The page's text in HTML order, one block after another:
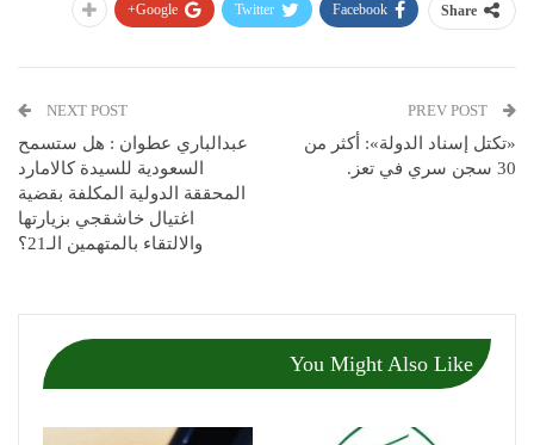
Share
Facebook
Twitter
Google+
«تكتل إسناد الدولة»: أكثر من
30 سجن سري في تعز.
NEXT POST
عبدالباري عطوان : هل ستسمح
السعودية للسيدة كالامارد
المحققة الدولية المكلفة بقضية
اغتيال خاشقجي بزيارتها
والالتقاء بالمتهمين الـ21؟
You Might Also Like